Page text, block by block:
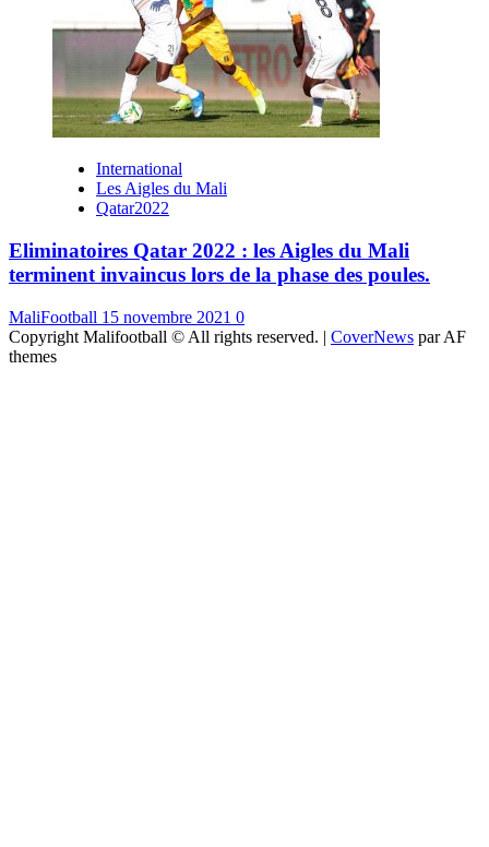
International
Les Aigles du Mali
Qatar2022
Eliminatoires Qatar 2022 : les Aigles du Mali
terminent invaincus lors de la phase des poules.
MaliFootball 15 novembre 2021 0
Copyright Malifootball © All rights reserved. | CoverNews par AF
themes